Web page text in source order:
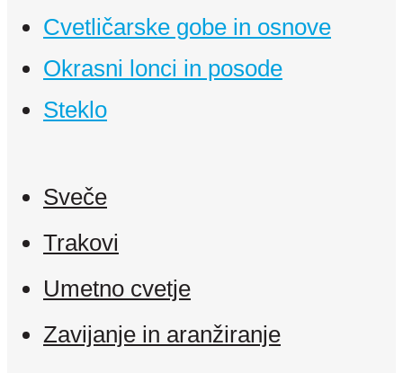
Cvetličarske gobe in osnove
Okrasni lonci in posode
Steklo
Sveče
Trakovi
Umetno cvetje
Zavijanje in aranžiranje